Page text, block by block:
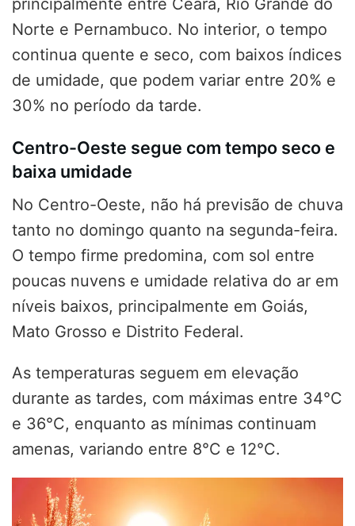
principalmente entre Ceará, Rio Grande do
Norte e Pernambuco. No interior, o tempo
continua quente e seco, com baixos índices
de umidade, que podem variar entre 20% e
30% no período da tarde.
Centro-Oeste segue com tempo seco e
baixa umidade
No Centro-Oeste, não há previsão de chuva
tanto no domingo quanto na segunda-feira.
O tempo firme predomina, com sol entre
poucas nuvens e umidade relativa do ar em
níveis baixos, principalmente em Goiás,
Mato Grosso e Distrito Federal.
As temperaturas seguem em elevação
durante as tardes, com máximas entre 34°C
e 36°C, enquanto as mínimas continuam
amenas, variando entre 8°C e 12°C.